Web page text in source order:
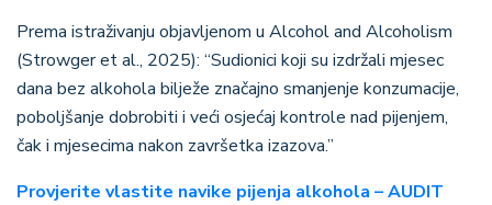
Prema istraživanju objavljenom u Alcohol and Alcoholism
(Strowger et al., 2025): “Sudionici koji su izdržali mjesec
dana bez alkohola bilježe značajno smanjenje konzumacije,
poboljšanje dobrobiti i veći osjećaj kontrole nad pijenjem,
čak i mjesecima nakon završetka izazova.”
Provjerite vlastite navike pijenja alkohola – AUDIT